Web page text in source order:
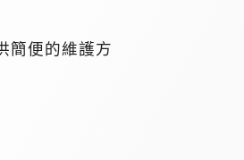
簡便的維護方